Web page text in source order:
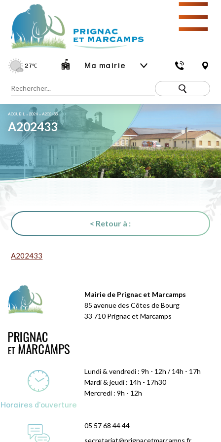
27℃ Ma mairie
☰
ACCUEIL »2024 »A202433
A202433
< Retour à :
A202433
Mairie de Prignac et Marcamps
85 avenue des Côtes de Bourg
33 710 Prignac et Marcamps
Horaires d'ouverture
Lundi & vendredi : 9h - 12h / 14h - 17h
Mardi & jeudi : 14h - 17h30
Mercredi : 9h - 12h
05 57 68 44 44